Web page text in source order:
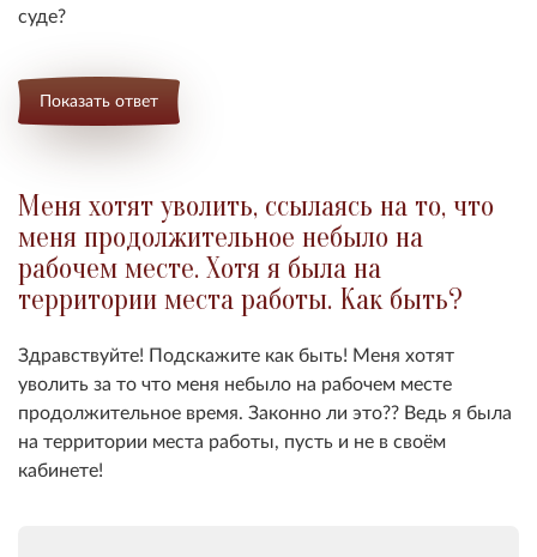
суде?
Показать ответ
Меня хотят уволить, ссылаясь на то, что
меня продолжительное небыло на
рабочем месте. Хотя я была на
территории места работы. Как быть?
Здравствуйте! Подскажите как быть! Меня хотят
уволить за то что меня небыло на рабочем месте
продолжительное время. Законно ли это?? Ведь я была
на территории места работы, пусть и не в своём
кабинете!